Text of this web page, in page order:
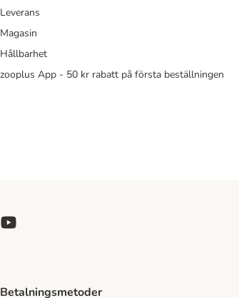
Leverans
Magasin
Hållbarhet
zooplus App - 50 kr rabatt på första beställningen
Betalningsmetoder